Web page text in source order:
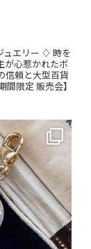
ュエリー ♢ 時を
が心惹かれたボ
信頼と大型百貨
間限定 販売会】